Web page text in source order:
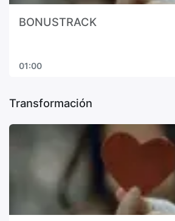
BONUSTRACK
01:00
Transformación